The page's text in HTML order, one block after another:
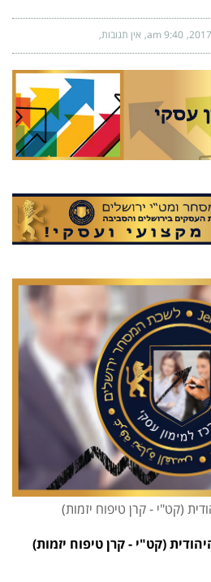
9:40 am אין תגובות
(קט"י - קרן טיפוח יזמות)
(קט"י - קרן טיפוח יזמות)